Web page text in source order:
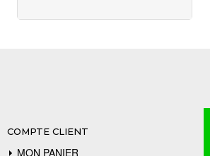
COMPTE CLIENT
MON PANIER